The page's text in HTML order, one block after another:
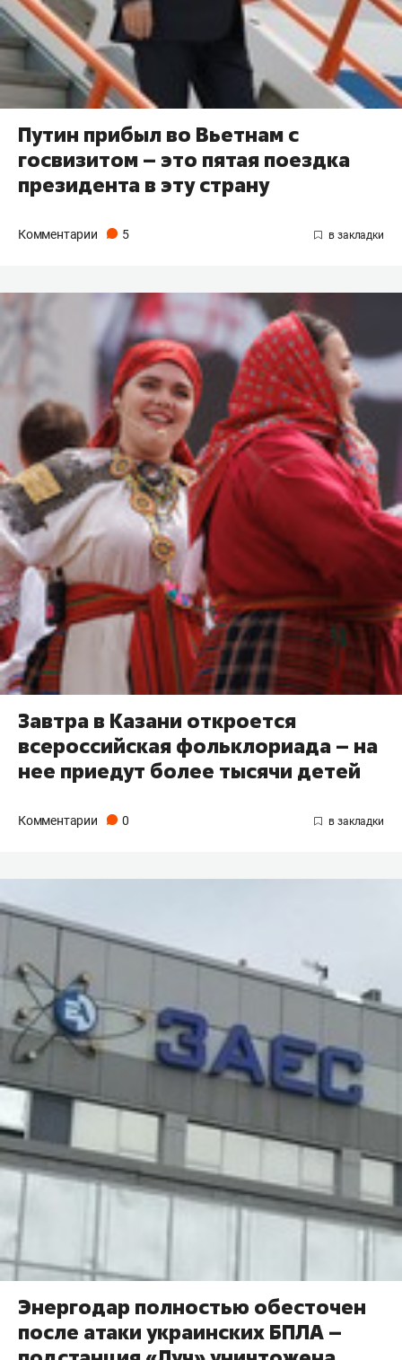
Путин прибыл во Вьетнам с
госвизитом – это пятая поездка
президента в эту страну
Комментарии 5
Завтра в Казани откроется
всероссийская фольклориада – на
нее приедут более тысячи детей
Комментарии 0
Энергодар полностью обесточен
после атаки украинских БПЛА –